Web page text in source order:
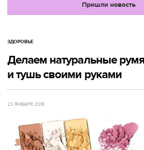
Пришли новость
ЗДОРОВЬЕ
Делаем натуральные
и тушь своими руками
23 ЯНВАРЯ 2018